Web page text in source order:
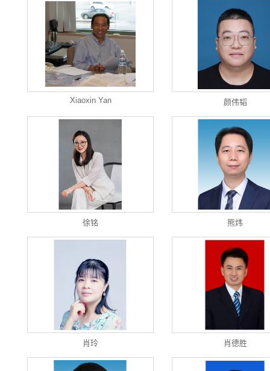
Xiaoxin Yan 颜伟韬
徐铭 熊炜
肖玲 肖德胜